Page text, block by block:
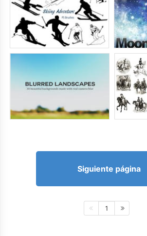
Siguiente página
1